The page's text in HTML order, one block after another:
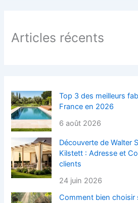
Articles récents
Top 3 des meilleurs
France en 2026
6 août 2026
Découverte de Walter
Kilstett : Adresse et
clients
24 juin 2026
Comment bien choisir